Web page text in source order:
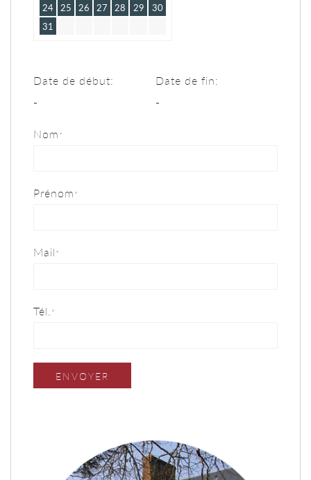
24 25 26 27 28 29
30
31
Date de début:
-
Date de fin:
-
Nom*
Prénom*
Mail*
Tél.*
ENVOYER